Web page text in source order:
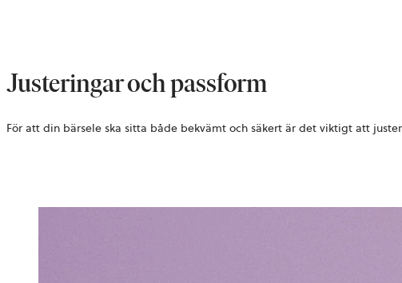
Justeringar och passform
För att din bärsele ska sitta både bekvämt och säkert är det viktigt att